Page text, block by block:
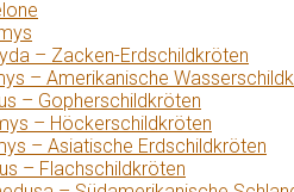
– Zacken-Erdschildkröten
– Amerikanische
– Gopherschildkröten
– Höckerschildkröten
– Asiatische Erdschildkröten
– Flachschildkröten